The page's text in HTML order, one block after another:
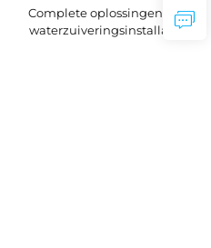
Complete oplossingen voor
waterzuiveringsinstallaties